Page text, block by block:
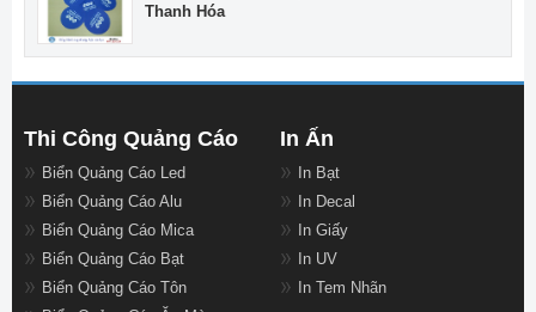
Thanh Hóa
Thi Công Quảng Cáo
Biển Quảng Cáo Led
Biển Quảng Cáo Alu
Biển Quảng Cáo Mica
Biển Quảng Cáo Bạt
Biển Quảng Cáo Tôn
In Ấn
In Bạt
In Decal
In Giấy
In UV
In Tem Nhãn